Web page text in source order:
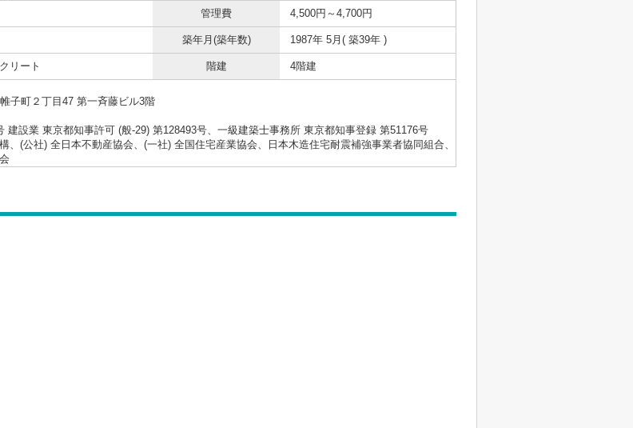
管理費 4,500円～4,700円
築年月(築年数) 1987年 5月( 築39年 )
リート 階建 4階建
子町２丁目47 第一斉藤ビル3階
建設業 東京都知事許可 (般-29) 第128493号、一級建築士事務所 東京都知事登録 第51176号
、(公社) 全日本不動産協会、(一社) 全国住宅産業協会、日本木造住宅耐震補強事業者協同組合、